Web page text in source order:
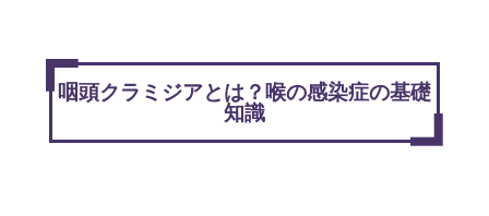
咽頭クラミジアとは？喉の感染症の基礎
知識